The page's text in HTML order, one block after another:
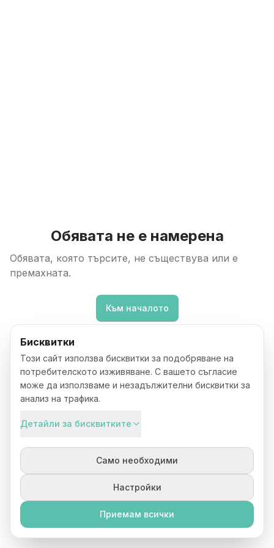
Обявата не е намерена
Обявата, която търсите, не съществува или е
премахната.
Към началото
Бисквитки
Този сайт използва бисквитки за подобряване на
потребителското изживяване. С вашето съгласие
може да използваме и незадължителни бисквитки за
анализ на трафика.
Детайли за бисквитките
Само необходими
Настройки
Приемам всички